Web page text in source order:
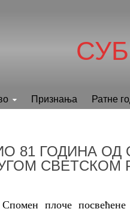
Признања Ратне
81 ГОДИНА
СВЕТСКОМ
плоче посвећене